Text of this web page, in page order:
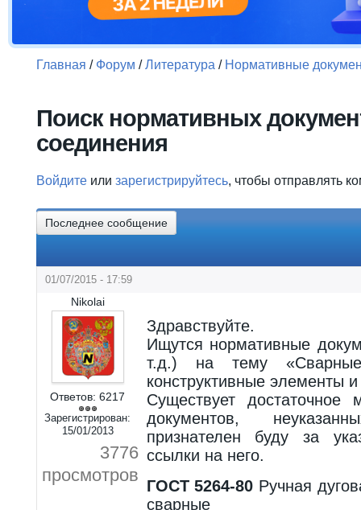
Главная / Форум /Литература / Нормативные
Поиск нормативных
соединения
Войдите или зарегистрируйтесь, чтобы отправлять
Последнее сообщение
01/07/2015 - 17:59
Nikolai
Ответов: 6217
Зарегистрирован:
15/01/2013
Здравствуйте.
Ищутся нормативные
т.д.) на тему
конструктивные элементы
Существует достаточное
документов,
признателен буду за
ссылки на него.
ГОСТ 5264-80 Ручная
сварные
3776
просмотров